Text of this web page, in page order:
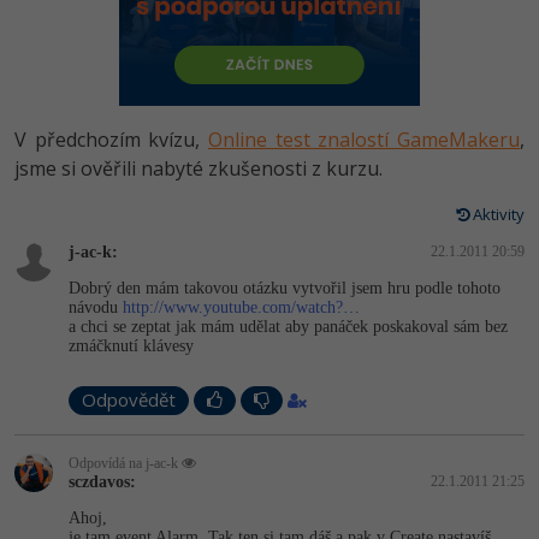
HTML5, CSS3, Bootstrap, SEO
SQL a databáze
Testování a verzování
Spring
ASP.NET MVC
JavaScript
Python
MySQL/MariaDB
MS-SQL
Vývojář mobilních aplikací
Specialista na AI a bigdata
C# Game developer
Webdesigner
Systémový administrátor
Grafik / UX/UI návrhář
3D grafik
Projektový manažer
Databázový analytik
Python -80%
JavaScript -80%
PHP
-80%
Kotlin -80%
-80%
VB.NET
SQL
Návrh SW
V předchozím kvízu, Online test znalostí GameMakeru,
jsme si ověřili nabyté zkušenosti z kurzu.
Aktivity
j-ac-k: 22.1.2011 20:59
Dobrý den mám takovou otázku vytvořil jsem hru podle tohoto
návodu http://www.youtube.com/watch?…
a chci se zeptat jak mám udělat aby panáček poskakoval sám bez
zmáčknutí klávesy
Odpovědět
Odpovídá na j-ac-k
sczdavos: 22.1.2011 21:25
Ahoj,